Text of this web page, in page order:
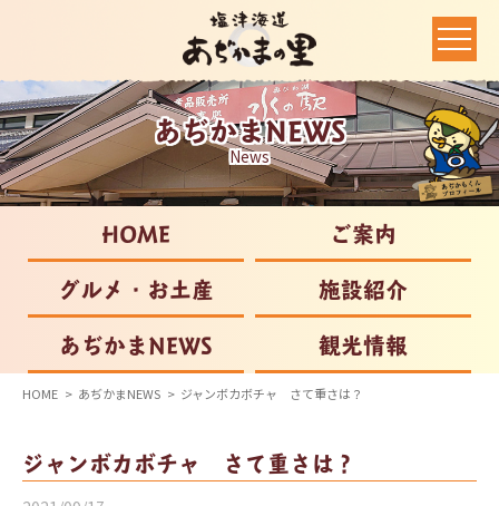
あぢかまNEWS
News
HOME
ご案内
グルメ・お土産
施設紹介
あぢかまNEWS
観光情報
HOME あぢかまNEWS ジャンボカボチャ さて重さは？
ジャンボカボチャ さて重さは？